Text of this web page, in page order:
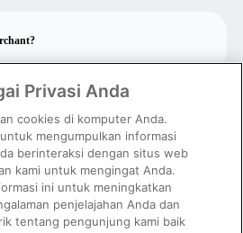
GoPay Merchant
selesai diproses
data pemilik usaha
Privasi Anda
cookies di komputer Anda.
mengumpulkan informasi
berinteraksi dengan situs web
kami untuk mengingat Anda.
ini untuk meningkatkan
penjelajahan Anda dan
tentang pengunjung kami baik